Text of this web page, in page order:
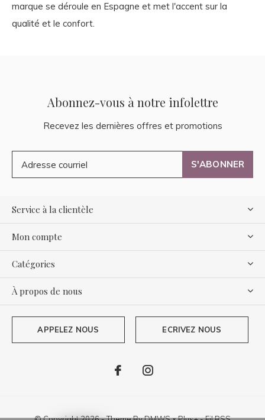
marque se déroule en Espagne et met l'accent sur la
qualité et le confort.
Abonnez-vous à notre infolettre
Recevez les dernières offres et promotions
S'ABONNER
Service à la clientèle
Mon compte
Catégories
À propos de nous
APPELEZ NOUS ECRIVEZ NOUS